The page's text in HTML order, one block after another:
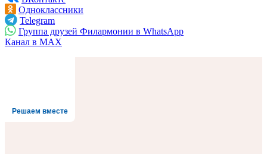
Одноклассники
Telegram
Группа друзей Филармонии в WhatsApp
Канал в MAX
Решаем вместе